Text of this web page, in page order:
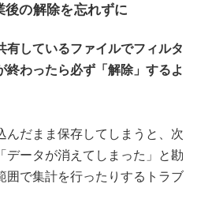
の解除を忘れずに
有しているファイルでフィルタ
終わったら必ず「解除」するよ
んだまま保存してしまうと、次
データが消えてしまった」と勘
囲で集計を行ったりするトラブ